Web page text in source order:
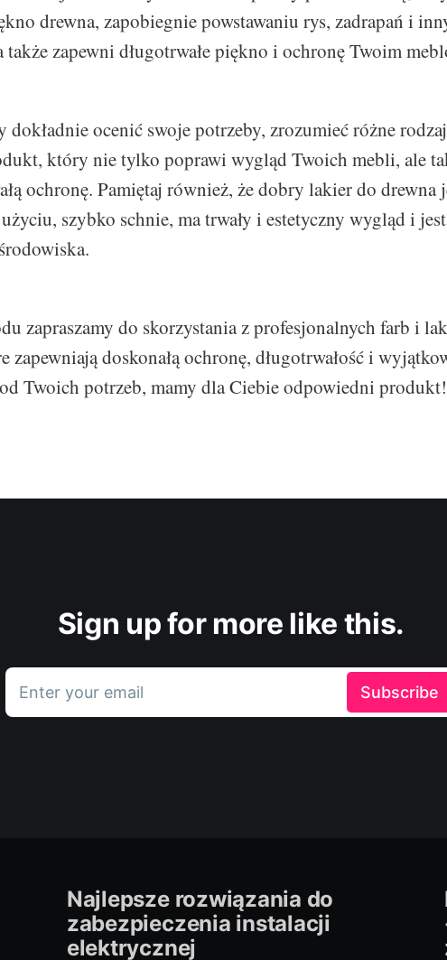
drewna, zapobiegnie powstawaniu rys, zadrapań i
także zapewni długotrwałe piękno i ochronę Twoim
dokładnie ocenić swoje potrzeby, zrozumieć różne
który nie tylko poprawi wygląd Twoich mebli, ale
ochronę. Pamiętaj również, że dobry lakier do
szybko schnie, ma trwały i estetyczny wygląd i
zapraszamy do skorzystania z profesjonalnych farb i
zapewniają doskonałą ochronę, długotrwałość i
Twoich potrzeb, mamy dla Ciebie odpowiedni produkt!
Sign up for more like this.
Enter your email Subscribe
Najlepsze rozwiązania do
zabezpieczenia instalacji
elektrycznej